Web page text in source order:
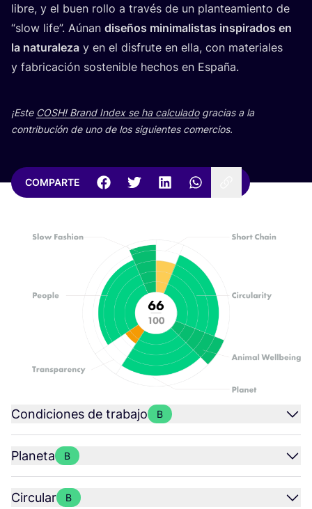
libre, y el buen rollo a tra­vés de un plan­tea­mien­to de
“slow life”. Aúnan dise­ños mini­ma­lis­tas ins­pi­ra­dos en
la natu­ra­le­za y en el dis­fru­te en ella, con mate­ria­les
y fabri­ca­ción sos­te­ni­ble hechos en España.
¡Este COSH! Brand Index se ha cal­cu­la­dogra­cias a la
con­tri­bu­ción de uno de los siguien­tes comercios.
COMPARTE
Condiciones de trabajo B
Planeta B
Circular B